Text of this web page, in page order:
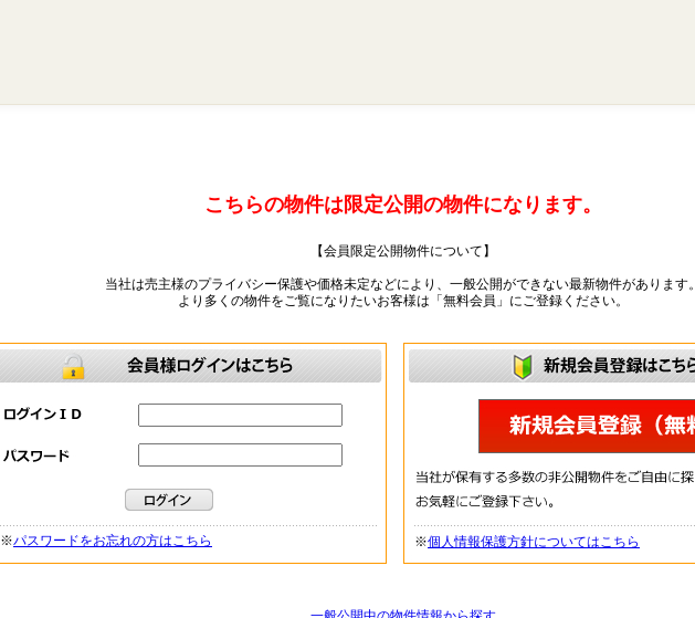
こちらの物件は限定公開の物件になります。
【会員限定公開物件について】
当社は売主様のプライバシー保護や価格未定などにより、一般公開ができない最新物件があります。
より多くの物件をご覧になりたいお客様は「無料会員」にご登録ください。
※パスワードをお忘れの方はこちら ※個人情報保護方針についてはこちら